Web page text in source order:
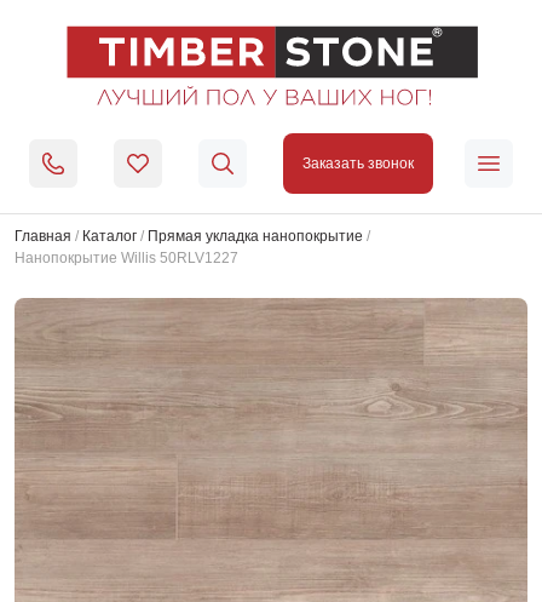
Заказать звонок
Главная / Каталог / Прямая укладка нанопокрытие /
Нанопокрытие Willis 50RLV1227